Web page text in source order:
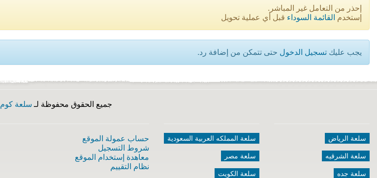
إحذر من التعامل غير المباشر.
إستخدم القائمة السوداء قبل أي عملية تحويل
يجب عليك تسجيل الدخول حتى تتمكن من إضافة رد.
جميع الحقوق محفوظة لـ سلعة كوم
سلعة الرياض
سلعة الشرقيه
سلعة جده
سلعة المملكه العربية السعودية
سلعة مصر
سلعة الكويت
حساب عمولة الموقع
شروط التسجيل
معاهدة إستخدام الموقع
نظام التقييم